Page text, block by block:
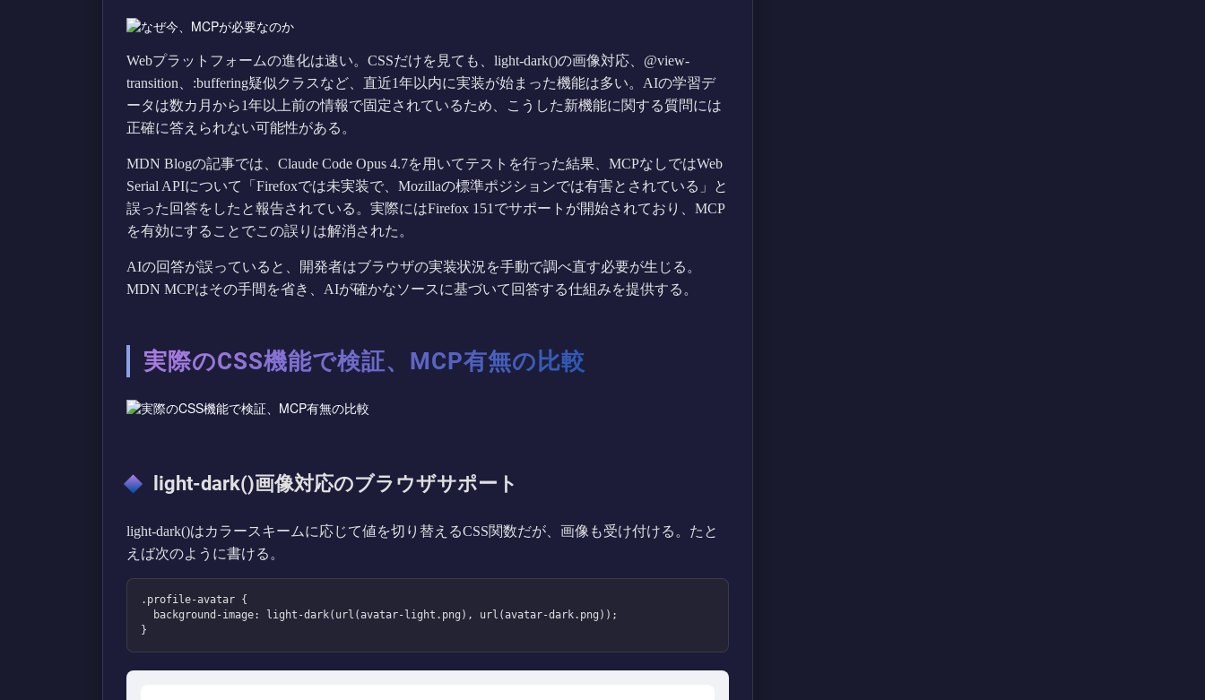
Webプラットフォームの進化は速い。CSSだけを見ても、light-dark()の画像対応、@view-
transition、:buffering疑似クラスなど、直近1年以内に実装が始まった機能は多い。AIの学習デ
ータは数カ月から1年以上前の情報で固定されているため、こうした新機能に関する質問には
正確に答えられない可能性がある。
MDN Blogの記事では、Claude Code Opus 4.7を用いてテストを行った結果、MCPなしではWeb
Serial APIについて「Firefoxでは未実装で、Mozillaの標準ポジションでは有害とされている」と
誤った回答をしたと報告されている。実際にはFirefox 151でサポートが開始されており、MCP
を有効にすることでこの誤りは解消された。
AIの回答が誤っていると、開発者はブラウザの実装状況を手動で調べ直す必要が生じる。
MDN MCPはその手間を省き、AIが確かなソースに基づいて回答する仕組みを提供する。
実際のCSS機能で検証、MCP有無の比較
light-dark()画像対応のブラウザサポート
light-dark()はカラースキームに応じて値を切り替えるCSS関数だが、画像も受け付ける。たと
えば次のように書ける。
.profile-avatar {
}